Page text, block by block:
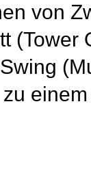
von